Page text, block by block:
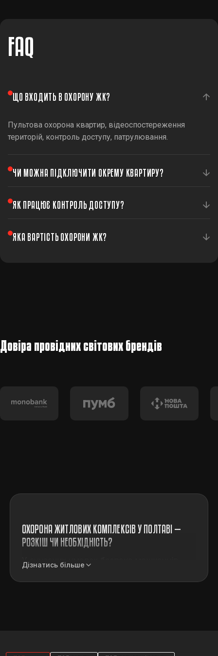
FAQ
ЩО ВХОДИТЬ В ОХОРОНУ ЖК?
Пультова охорона квартир, відеоспостереження
територій, контроль доступу, патрулювання.
ЧИ МОЖНА ПІДКЛЮЧИТИ ОКРЕМУ КВАРТИРУ?
Так, ми підключаємо як увесь комплекс, так і окремі
квартири.
ЯК ПРАЦЮЄ КОНТРОЛЬ ДОСТУПУ?
Система СКУД контролює вхід на територію за
ЯКА ВАРТІСТЬ ОХОРОНИ ЖК?
Довіра провідних світових брендів
ОХОРОНА ЖИТЛОВИХ КОМПЛЕКСІВ У ПОЛТАВІ —
РОЗКІШ ЧИ НЕОБХІДНІСТЬ?
У сучасних умовах безпека мешканців
житлових комплексів у Полтаві стає
першочерговим завданням як
Дізнатись більше